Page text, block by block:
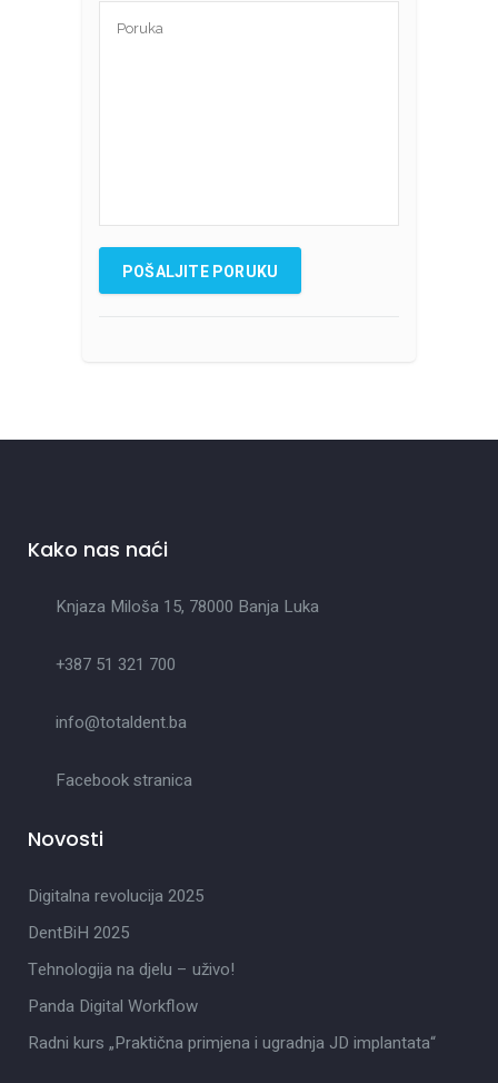
Kako nas naći
Knjaza Miloša 15, 78000 Banja Luka
+387 51 321 700
info@totaldent.ba
Facebook stranica
Novosti
Digitalna revolucija 2025
DentBiH 2025
Tehnologija na djelu – uživo!
Panda Digital Workflow
Radni kurs „Praktična primjena i ugradnja JD implantata“